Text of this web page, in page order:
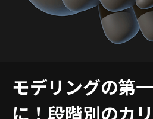
モデリングの第
に！段階別のカ